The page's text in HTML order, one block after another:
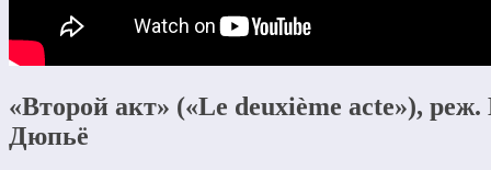
«Второй акт» («Le deuxième acte»),
Дюпьё